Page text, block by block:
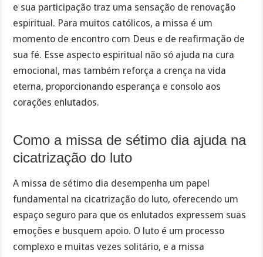
e sua participação traz uma sensação de renovação
espiritual. Para muitos católicos, a missa é um
momento de encontro com Deus e de reafirmação de
sua fé. Esse aspecto espiritual não só ajuda na cura
emocional, mas também reforça a crença na vida
eterna, proporcionando esperança e consolo aos
corações enlutados.
Como a missa de sétimo dia ajuda na
cicatrização do luto
A missa de sétimo dia desempenha um papel
fundamental na cicatrização do luto, oferecendo um
espaço seguro para que os enlutados expressem suas
emoções e busquem apoio. O luto é um processo
complexo e muitas vezes solitário, e a missa